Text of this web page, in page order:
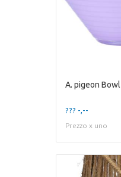
A. pigeon
??? -,--
Prezzo x uno